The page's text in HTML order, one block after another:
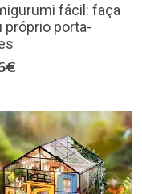
fácil: faça
próprio porta-